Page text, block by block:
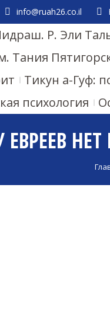
info@ruah26.co.il
Р. Эли
Тания
Тикун а-Гуф:
психология
Вы